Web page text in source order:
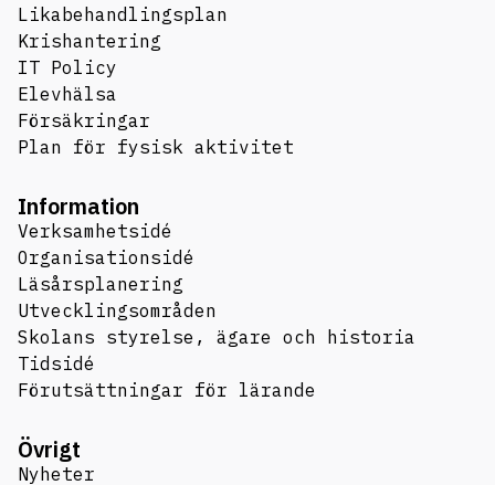
Likabehandlingsplan
Krishantering
IT Policy
Elevhälsa
Försäkringar
Plan för fysisk aktivitet
Information
Verksamhetsidé
Organisationsidé
Läsårsplanering
Utvecklingsområden
Skolans styrelse, ägare och historia
Tidsidé
Förutsättningar för lärande
Övrigt
Nyheter